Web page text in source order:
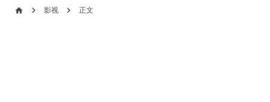
home chevron_right 影视 chevron_right 正文